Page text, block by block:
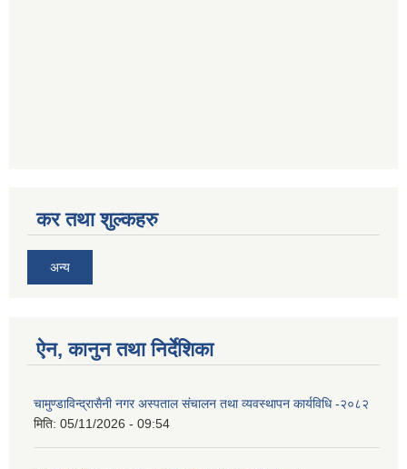
कर तथा शुल्कहरु
अन्य
ऐन, कानुन तथा निर्देशिका
चामुण्डाविन्द्रासैनी नगर अस्पताल संचालन तथा व्यवस्थापन कार्यविधि -२०८२
मिति: 05/11/2026 - 09:54